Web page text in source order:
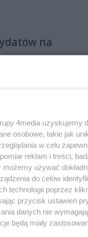
na
był szef
to czy PSL
był poseł
CPK oraz brak
to
4media uzyskujemy
osobowe, takie jak
w celu
reklam i treści,
używać
do celów
technologii poprzez
przycisk ustawień
danych nie
będą miały